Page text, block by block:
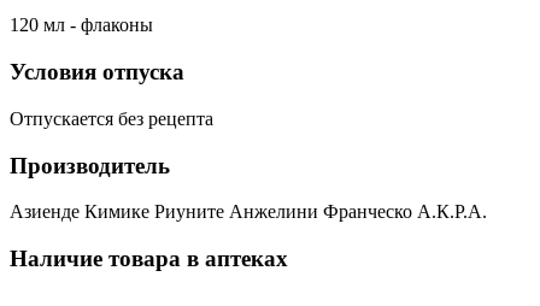
120 мл - флаконы
Условия отпуска
Отпускается без рецепта
Производитель
Азиенде Кимике Риуните Анжелини Франческо А.К.Р.А.
Наличие товара в аптеках